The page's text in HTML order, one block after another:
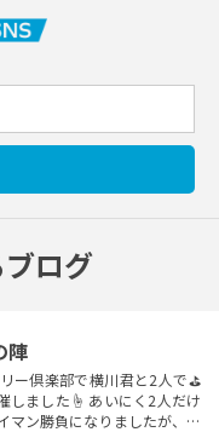
ブログ
陣
ー倶楽部で横川君と2人で⛳️
しました☝️ あいにく2人だけ
マン勝負になりましたが、木